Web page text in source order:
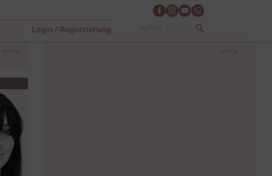
Login / Registrierung
Anzeige Anzeige